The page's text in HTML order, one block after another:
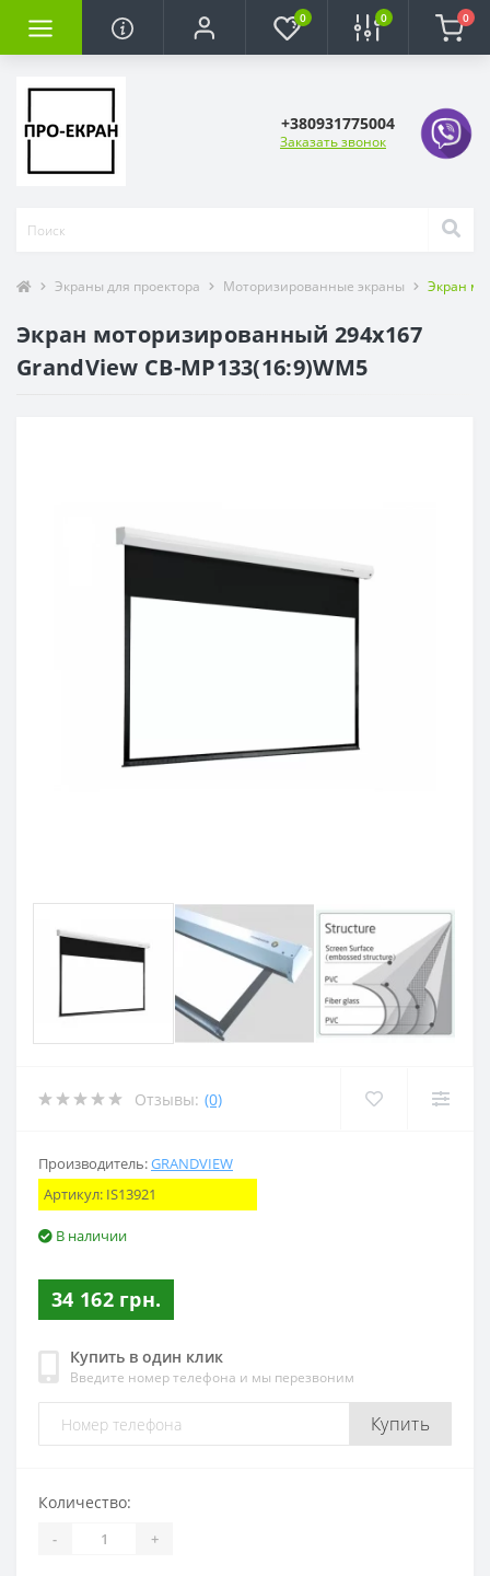
0 0 0
+380931775004
Заказать звонок
Экраны для проектора Моторизированные экраны Экран
Экран моторизированный 294x167
GrandView CB-MP133(16:9)WM5
Отзывы: (0)
Производитель:GRANDVIEW
Артикул: IS13921
В наличии
34 162 грн.
Купить в один клик
Введите номер телефона и мы перезвоним
Купить
Количество:
- +